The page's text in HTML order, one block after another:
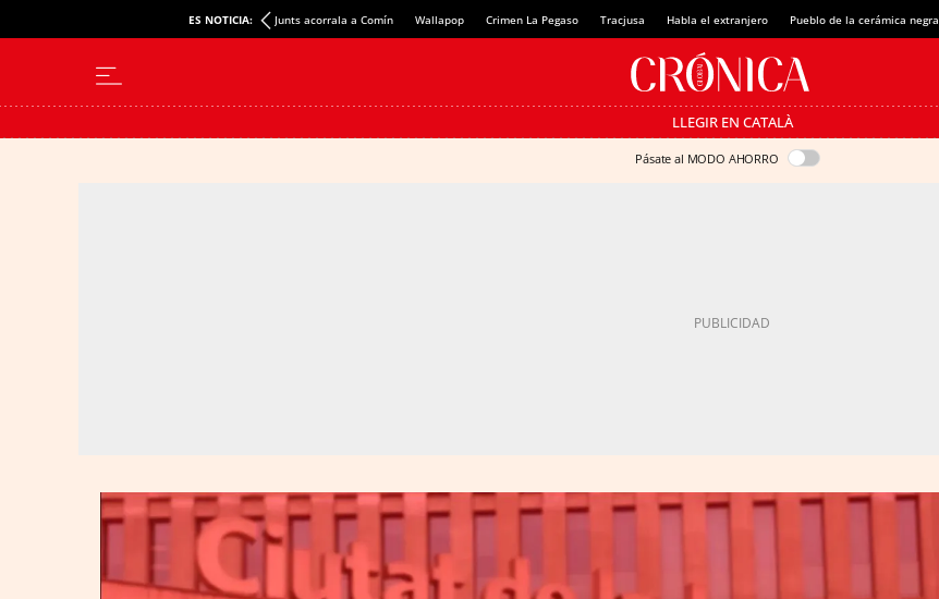
ES NOTICIA: Junts acorrala a Comín Wallapop Crimen La Pegaso Tracjusa Habla el extranjero Pueblo de la cerámica negra
LLEGIR EN CATALÀ
Pásate al MODO AHORRO